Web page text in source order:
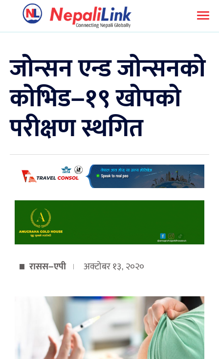
जोन्सन एन्ड जोन्सनको
कोभिड–१९ खोपको
परीक्षण स्थगित
रासस–एपी अक्टोबर १३, २०२०